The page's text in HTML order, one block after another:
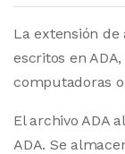
La extensión de
escritos en
computadoras
El archivo ADA
ADA. Se